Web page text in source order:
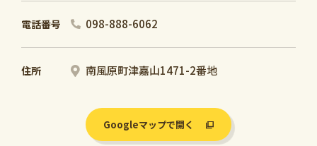
電話番号 098-888-6062
住所 南風原町津嘉山1471-2番地
Googleマップで開く